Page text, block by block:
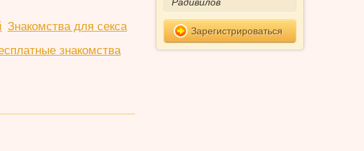
Знакомства для секса
знакомства
Зарегистрироваться